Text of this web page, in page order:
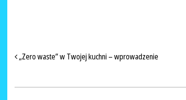
NAWIGACJA PO ARTYKUŁACH
„Zero waste” w Twojej kuchni – wprowadzenie